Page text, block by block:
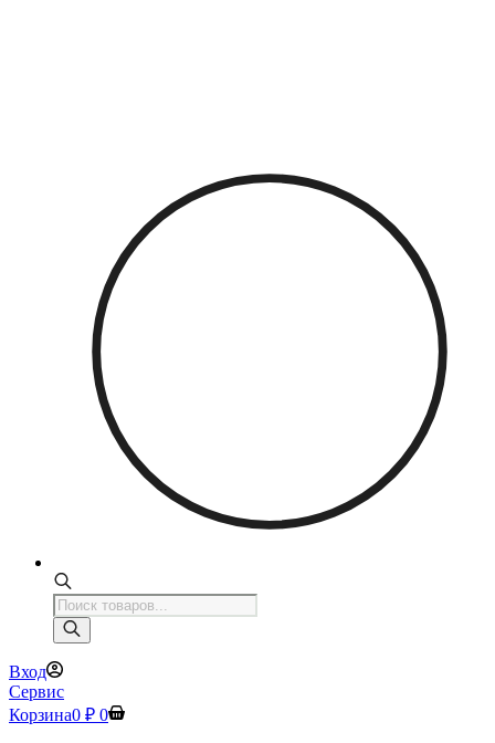
Поиск
товаров
Вход
Сервис
Корзина0 ₽ 0